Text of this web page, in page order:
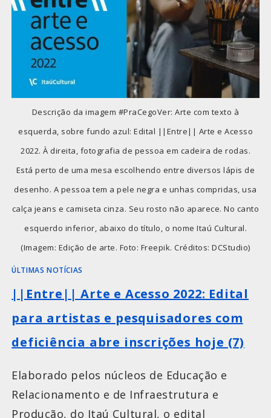
Descrição da imagem #PraCegoVer: Arte com texto à
esquerda, sobre fundo azul: Edital ||Entre|| Arte e Acesso
2022. À direita, fotografia de pessoa em cadeira de rodas.
Está perto de uma mesa escolhendo entre diversos lápis de
desenho. A pessoa tem a pele negra e unhas compridas, usa
calça jeans e camiseta cinza. Seu rosto não aparece. No canto
esquerdo inferior, abaixo do título, o nome Itaú Cultural.
(Imagem: Edição de arte. Foto: Freepik. Créditos: DCStudio)
ÚLTIMAS NOTÍCIAS
||Entre|| Arte e Acesso 2022: Edital
para artistas e pesquisadores com
deficiência abre inscrições hoje (7)
Elaborado pelos núcleos de Educação e
Relacionamento e de Infraestrutura e
Produção, do Itaú Cultural, o edital